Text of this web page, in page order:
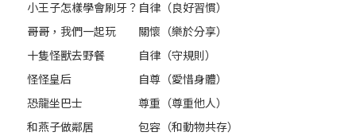
小王子怎樣學會刷牙？ 自律（良好習慣）
哥哥，我們一起玩
關懷（樂於分享）
十隻怪獸去野餐
自律（守規則）
怪怪皇后
自尊（愛惜身體）
恐龍坐巴士
尊重（尊重他人）
和燕子做鄰居
包容（和動物共存）